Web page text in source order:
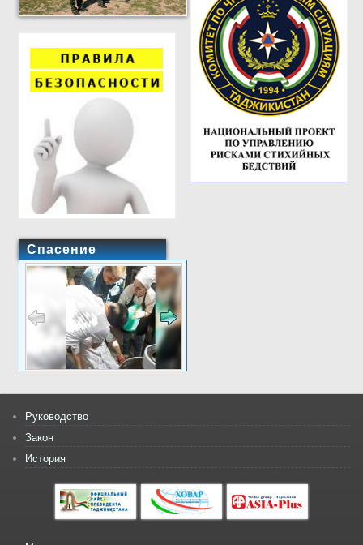
Спасение
Руководство
Закон
История